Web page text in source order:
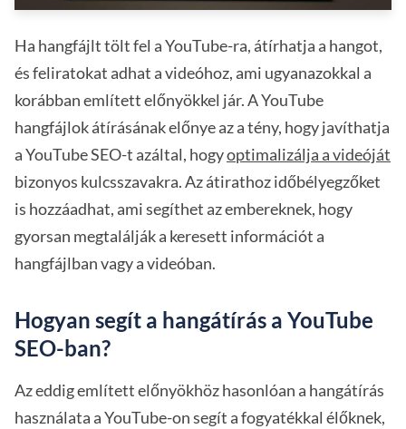
Ha hangfájlt tölt fel a YouTube-ra, átírhatja a hangot,
és feliratokat adhat a videóhoz, ami ugyanazokkal a
korábban említett előnyökkel jár. A YouTube
hangfájlok átírásának előnye az a tény, hogy javíthatja
a YouTube SEO-t azáltal, hogyoptimalizálja a videóját
bizonyos kulcsszavakra. Az átirathoz időbélyegzőket
is hozzáadhat, ami segíthet az embereknek, hogy
gyorsan megtalálják a keresett információt a
hangfájlban vagy a videóban.
Hogyan segít a hangátírás a YouTube
SEO-ban?
Az eddig említett előnyökhöz hasonlóan a hangátírás
használata a YouTube-on segít a fogyatékkal élőknek,